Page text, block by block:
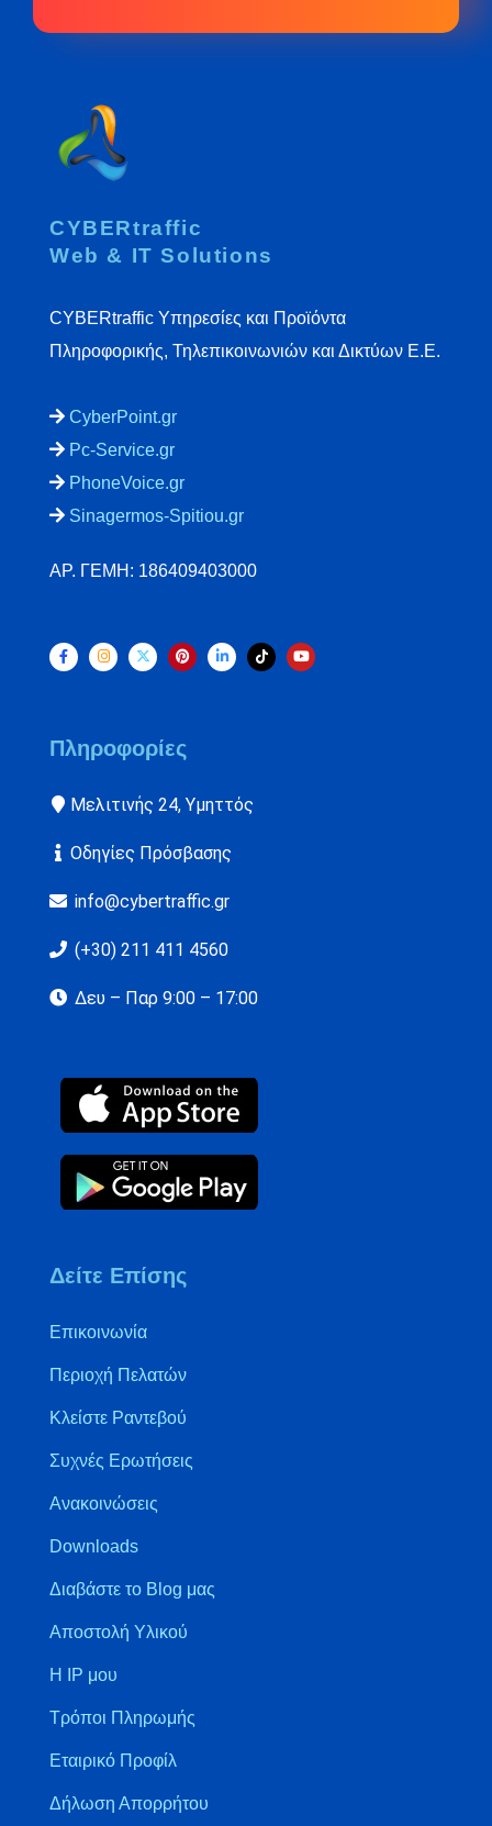
CYBERtraffic
Web & IT Solutions
CYBERtraffic Υπηρεσίες και Προϊόντα
Πληροφορικής, Τηλεπικοινωνιών και Δικτύων Ε.Ε.
CyberPoint.gr
Pc-Service.gr
PhoneVoice.gr
Sinagermos-Spitiou.gr
ΑΡ. ΓΕΜΗ: 186409403000
Πληροφορίες
Μελιτινής 24, Υμηττός
Οδηγίες Πρόσβασης
info@cybertraffic.gr
(+30) 211 411 4560
Δευ – Παρ 9:00 – 17:00
Δείτε Επίσης
Επικοινωνία
Περιοχή Πελατών
Κλείστε Ραντεβού
Συχνές Ερωτήσεις
Ανακοινώσεις
Downloads
Διαβάστε το Blog μας
Αποστολή Υλικού
Η IP μου
Τρόποι Πληρωμής
Εταιρικό Προφίλ
Δήλωση Απορρήτου